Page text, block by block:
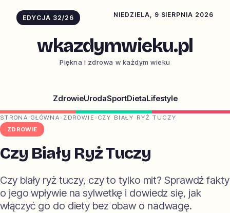
EDYCJA 32/26 NIEDZIELA, 9 SIERPNIA 2026
wkazdymwieku.pl
Piękna i zdrowa w każdym wieku
ZdrowieUrodaSportDietaLifestyle
STRONA GŁÓWNA › ZDROWIE › CZY BIAŁY RYŻ TUCZY
ZDROWIE
Czy Biały Ryż Tuczy
Czy biały ryż tuczy, czy to tylko mit? Sprawdź fakty
o jego wpływie na sylwetkę i dowiedz się, jak
włączyć go do diety bez obaw o nadwagę.